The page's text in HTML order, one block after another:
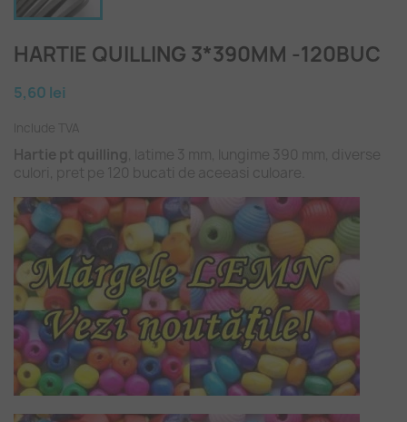
HARTIE QUILLING 3*390MM -120BUC
5,60 lei
Include TVA
Hartie pt quilling, latime 3 mm, lungime 390 mm, diverse
culori, pret pe 120 bucati de aceeasi culoare.